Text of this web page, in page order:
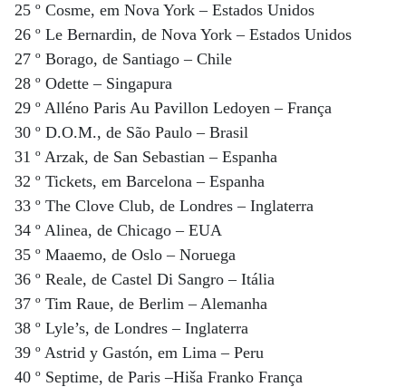
25 º Cosme, em Nova York – Estados Unidos
26 º Le Bernardin, de Nova York – Estados Unidos
27 º Borago, de Santiago – Chile
28 º Odette – Singapura
29 º Alléno Paris Au Pavillon Ledoyen – França
30 º D.O.M., de São Paulo – Brasil
31 º Arzak, de San Sebastian – Espanha
32 º Tickets, em Barcelona – Espanha
33 º The Clove Club, de Londres – Inglaterra
34 º Alinea, de Chicago – EUA
35 º Maaemo, de Oslo – Noruega
36 º Reale, de Castel Di Sangro – Itália
37 º Tim Raue, de Berlim – Alemanha
38 º Lyle’s, de Londres – Inglaterra
39 º Astrid y Gastón, em Lima – Peru
40 º Septime, de Paris –Hiša Franko França